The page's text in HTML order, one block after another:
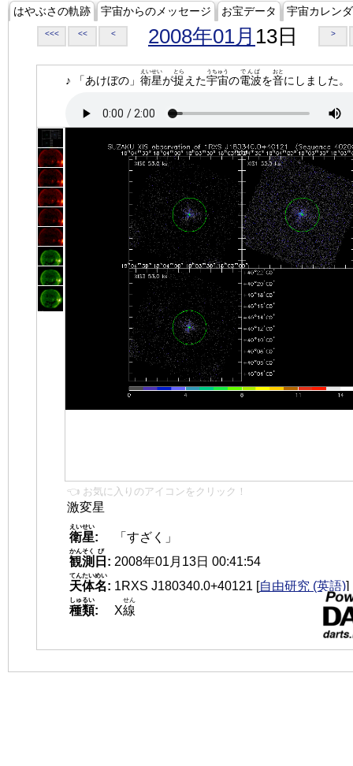
はやぶさの軌跡 宇宙からのメッセージ お宝データ 宇宙カレン
<<< << < 2008年01月 13日 >
♪ 「あけぼの」 衛星
えいせい
が捉
とら
えた宇宙
うちゅう
の電波
でんぱ
を音
おと
にしました。
👈 お気に入りのアイコンをクリック！
激変星
衛星
えいせい
:
「すざく」
観測
かんそく
日
び
: 2008年01月13日 00:41:54
天体名
てんたいめい
: 1RXS J180340.0+40121 [自由研究 (英語)]
種類
しゅるい
: X線
せん